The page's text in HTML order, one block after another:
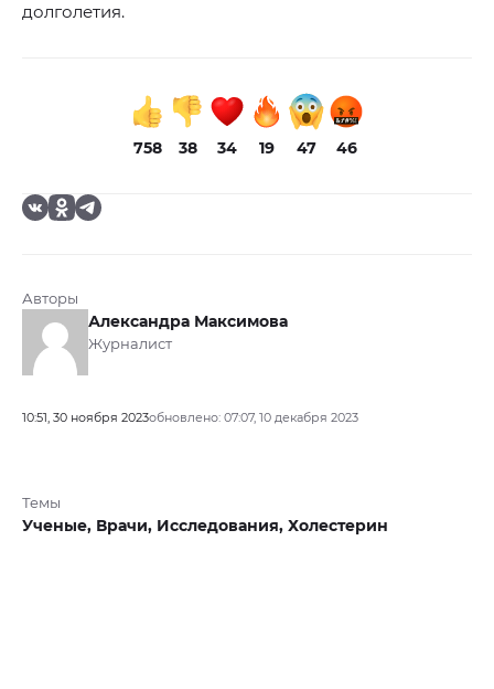
долголетия.
758 38 34 19 47 46
Авторы
Александра Максимова
Журналист
10:51, 30 ноября 2023обновлено: 07:07, 10 декабря 2023
Темы
Ученые, Врачи, Исследования, Холестерин